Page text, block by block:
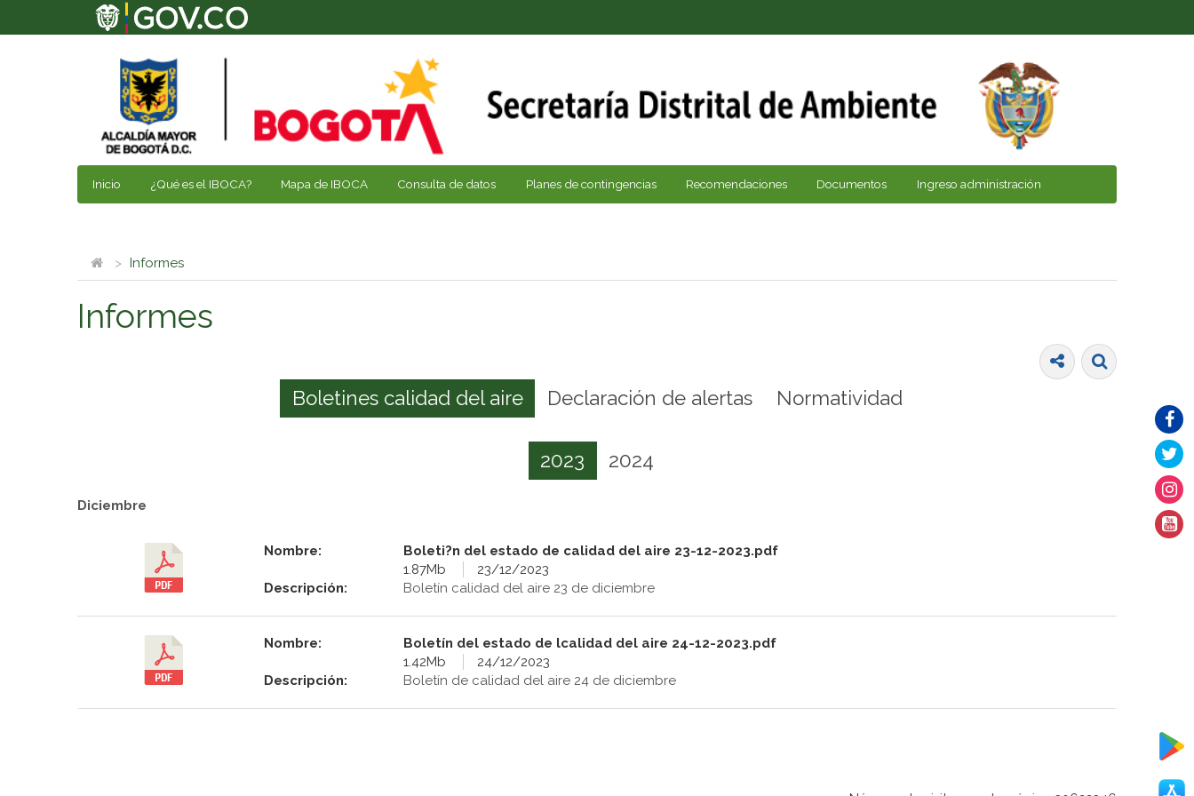
Inicio ¿Qué es el IBOCA? Mapa de IBOCA Consulta de datos Planes de contingencias Recomendaciones Documentos Ingreso administración
Informes
Informes
Boletines calidad del aire Declaración de alertas Normatividad
2023 2024
Diciembre
Nombre:
Boleti?n del estado de calidad del aire 23-12-2023.pdf
1.87Mb
23/12/2023
Descripción:
Boletín calidad del aire 23 de diciembre
Nombre:
Boletín del estado de lcalidad del aire 24-12-2023.pdf
1.42Mb
24/12/2023
Descripción:
Boletín de calidad del aire 24 de diciembre